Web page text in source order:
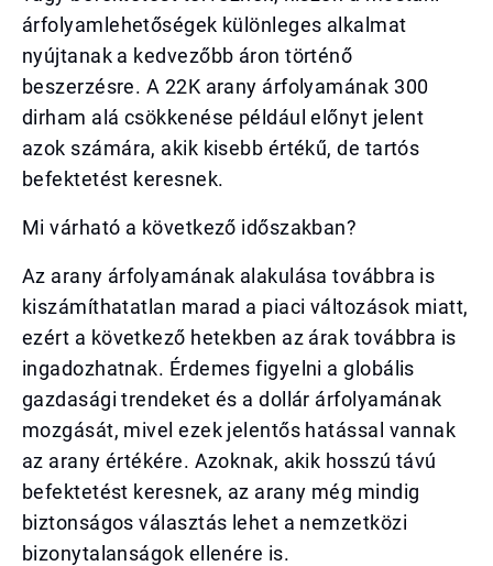
árfolyamlehetőségek különleges alkalmat
nyújtanak a kedvezőbb áron történő
beszerzésre. A 22K arany árfolyamának 300
dirham alá csökkenése például előnyt jelent
azok számára, akik kisebb értékű, de tartós
befektetést keresnek.
Mi várható a következő időszakban?
Az arany árfolyamának alakulása továbbra is
kiszámíthatatlan marad a piaci változások miatt,
ezért a következő hetekben az árak továbbra is
ingadozhatnak. Érdemes figyelni a globális
gazdasági trendeket és a dollár árfolyamának
mozgását, mivel ezek jelentős hatással vannak
az arany értékére. Azoknak, akik hosszú távú
befektetést keresnek, az arany még mindig
biztonságos választás lehet a nemzetközi
bizonytalanságok ellenére is.